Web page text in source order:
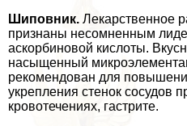
Шиповник. Лекарственное
признаны несомненным
аскорбиновой кислоты.
насыщенный
рекомендован для
укрепления стенок сосудов
кровотечениях, гастрите.